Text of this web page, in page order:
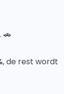
🚗
, de rest wordt